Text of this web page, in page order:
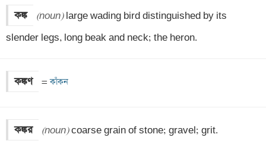
কঙ্ক (noun) large wading bird distinguished by its
slender legs, long beak and neck; the heron.
কঙ্কণ = কাঁকন
কঙ্কর (noun) coarse grain of stone; gravel; grit.